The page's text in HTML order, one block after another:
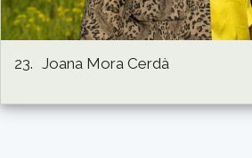
23. Joana Mora Cerdà